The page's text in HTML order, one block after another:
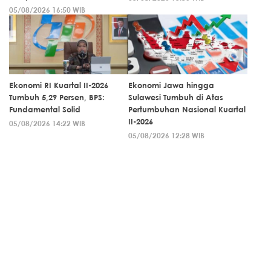
05/08/2026 16:50 WIB
Ekonomi RI Kuartal II-2026
Tumbuh 5,29 Persen, BPS:
Fundamental Solid
05/08/2026 14:22 WIB
Ekonomi Jawa hingga
Sulawesi Tumbuh di Atas
Pertumbuhan Nasional Kuartal
II-2026
05/08/2026 12:28 WIB